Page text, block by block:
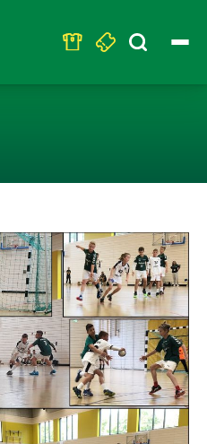
Search
for: